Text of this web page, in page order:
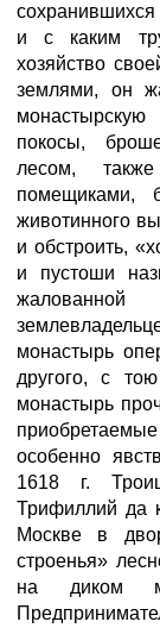
сохранившихся
и с каким
хозяйство
землями, он
покосы,
лесом,
помещиками,
животинного
и обстроить,
и пустоши
монастырь
другого, с
монастырь
особенно
1618 г.
Трифиллий да
Москве в
строенья»
на диком